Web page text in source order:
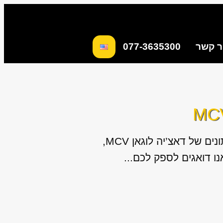
קשר 077-3635300
החלפת מנוע מיבוא עבור כל המודלים והשנתונים של דאצ’יה לוגאן MCV,
דואגים לספק לכם...